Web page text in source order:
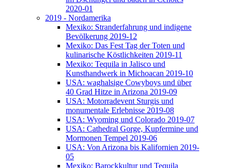
2020-01
2019 - Nordamerika
Mexiko: Stranderfahrung und indigene
Bevölkerung 2019-12
Mexiko: Das Fest Tag der Toten und
kulinarische Köstlichkeiten 2019-11
Mexiko: Tequila in Jalisco und
Kunsthandwerk in Michoacan 2019-10
USA: waghalsige Cowyboys und über
40 Grad Hitze in Arizona 2019-09
USA: Motorradevent Sturgis und
monumentale Erlebnisse 2019-08
USA: Wyoming und Colorado 2019-07
USA: Cathedral Gorge, Kupfermine und
Mormonen Tempel 2019-06
USA: Von Arizona bis Kalifornien 2019-
05
Mexiko: Barockkultur und Tequila